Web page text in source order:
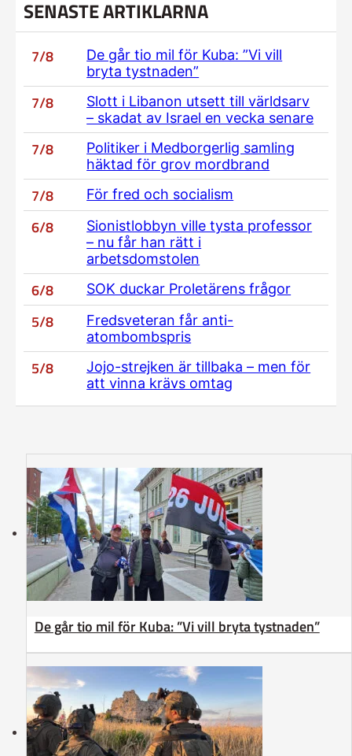
SENASTE ARTIKLARNA
7/8
De går tio mil för Kuba: ”Vi vill
bryta tystnaden”
7/8
Slott i Libanon utsett till världsarv
– skadat av Israel en vecka senare
7/8
Politiker i Medborgerlig samling
häktad för grov mordbrand
7/8 För fred och socialism
6/8
Sionistlobbyn ville tysta professor
– nu får han rätt i
arbetsdomstolen
6/8 SOK duckar Proletärens frågor
5/8
Fredsveteran får anti-
atombombspris
5/8
Jojo-strejken är tillbaka – men för
att vinna krävs omtag
De går tio mil för Kuba: ”Vi vill bryta tystnaden”